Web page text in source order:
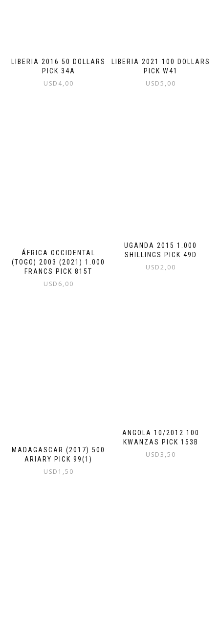
LIBERIA 2016 50 DOLLARS
PICK 34A
USD 4,00
LIBERIA 2021 100 DOLLARS
PICK W41
USD5,00
ÁFRICA OCCIDENTAL
(TOGO) 2003 (2021) 1.000
FRANCS PICK 815T
USD 6,00
UGANDA 2015 1.000
SHILLINGS PICK 49D
USD2,00
MADAGASCAR (2017) 500
ARIARY PICK 99(1)
USD 1,50
ANGOLA 10/2012 100
KWANZAS PICK 153B
USD3,50